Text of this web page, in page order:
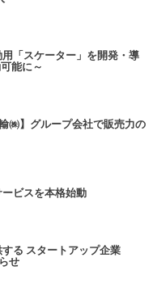
「スケーター」を開発・導
能に～
㈱】グループ会社で販売力の
ビスを本格始動
る スタートアップ企業
せ